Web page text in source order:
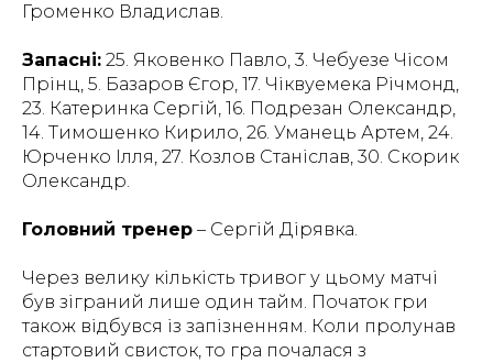
Громенко Владислав.
Запасні: 25. Яковенко Павло, 3. Чебуезе Чісом
Прінц, 5. Базаров Єгор, 17. Чіквуемека Річмонд,
23. Катеринка Сергій, 16. Подрезан Олександр,
14. Тимошенко Кирило, 26. Уманець Артем, 24.
Юрченко Ілля, 27. Козлов Станіслав, 30. Скорик
Олександр.
Головний тренер – Сергій Дірявка.
Через велику кількість тривог у цьому матчі
був зіграний лише один тайм. Початок гри
також відбувся із запізненням. Коли пролунав
стартовий свисток, то гра почалася з